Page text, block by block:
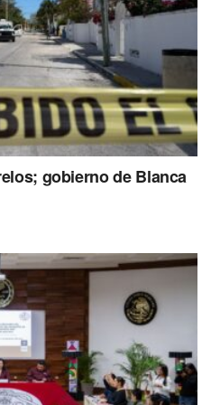
y vehículos, los
más de 100 sustancias
durante la combustión
y gasolina, basuras y otras
y carne preparada en la
con partículas ultra finas de
y peligrosas.
gobierno de Blanca